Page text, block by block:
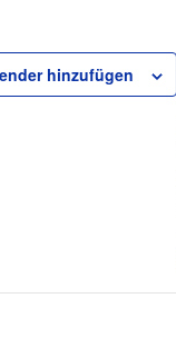
hinzufügen